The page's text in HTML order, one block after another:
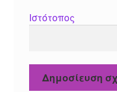
Ιστότοπος